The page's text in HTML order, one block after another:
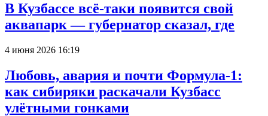
В Кузбассе всё-таки появится свой
аквапарк — губернатор сказал, где
4 июня 2026 16:19
Любовь, авария и почти Формула-1:
как сибиряки раскачали Кузбасс
улётными гонками